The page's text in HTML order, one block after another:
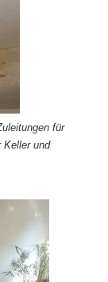
für
Keller und